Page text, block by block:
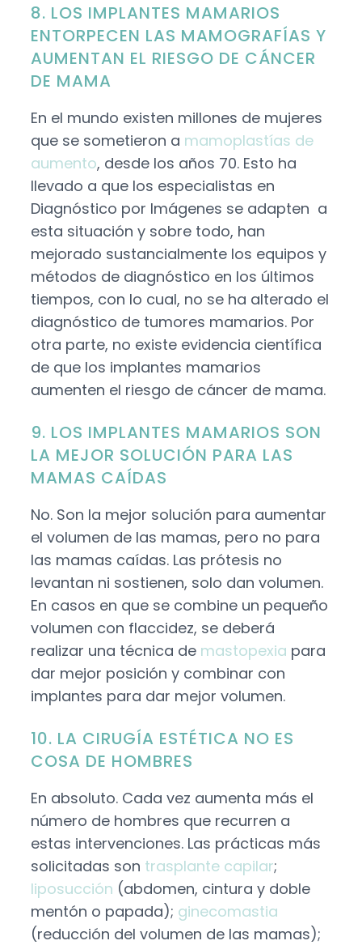
8. LOS IMPLANTES MAMARIOS
ENTORPECEN LAS MAMOGRAFÍAS Y
AUMENTAN EL RIESGO DE CÁNCER
DE MAMA
En el mundo existen millones de mujeres
que se sometieron a mamoplastías de
aumento, desde los años 70. Esto ha
llevado a que los especialistas en
Diagnóstico por Imágenes se adapten a
esta situación y sobre todo, han
mejorado sustancialmente los equipos y
métodos de diagnóstico en los últimos
tiempos, con lo cual, no se ha alterado el
diagnóstico de tumores mamarios. Por
otra parte, no existe evidencia científica
de que los implantes mamarios
aumenten el riesgo de cáncer de mama.
9. LOS IMPLANTES MAMARIOS SON
LA MEJOR SOLUCIÓN PARA LAS
MAMAS CAÍDAS
No. Son la mejor solución para aumentar
el volumen de las mamas, pero no para
las mamas caídas. Las prótesis no
levantan ni sostienen, solo dan volumen.
En casos en que se combine un pequeño
volumen con flaccidez, se deberá
realizar una técnica de mastopexia para
dar mejor posición y combinar con
implantes para dar mejor volumen.
10. LA CIRUGÍA ESTÉTICA NO ES
COSA DE HOMBRES
En absoluto. Cada vez aumenta más el
número de hombres que recurren a
estas intervenciones. Las prácticas más
solicitadas son trasplante capilar;
liposucción (abdomen, cintura y doble
mentón o papada); ginecomastia
(reducción del volumen de las mamas);